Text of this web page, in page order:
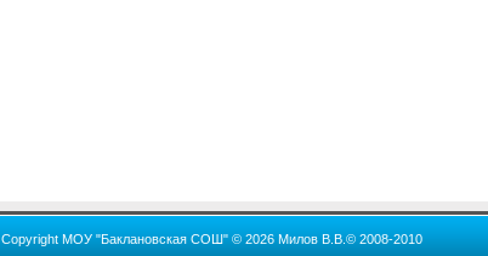
Copyright МОУ "Баклановская СОШ" © 2026 Милов В.В.© 2008-2010